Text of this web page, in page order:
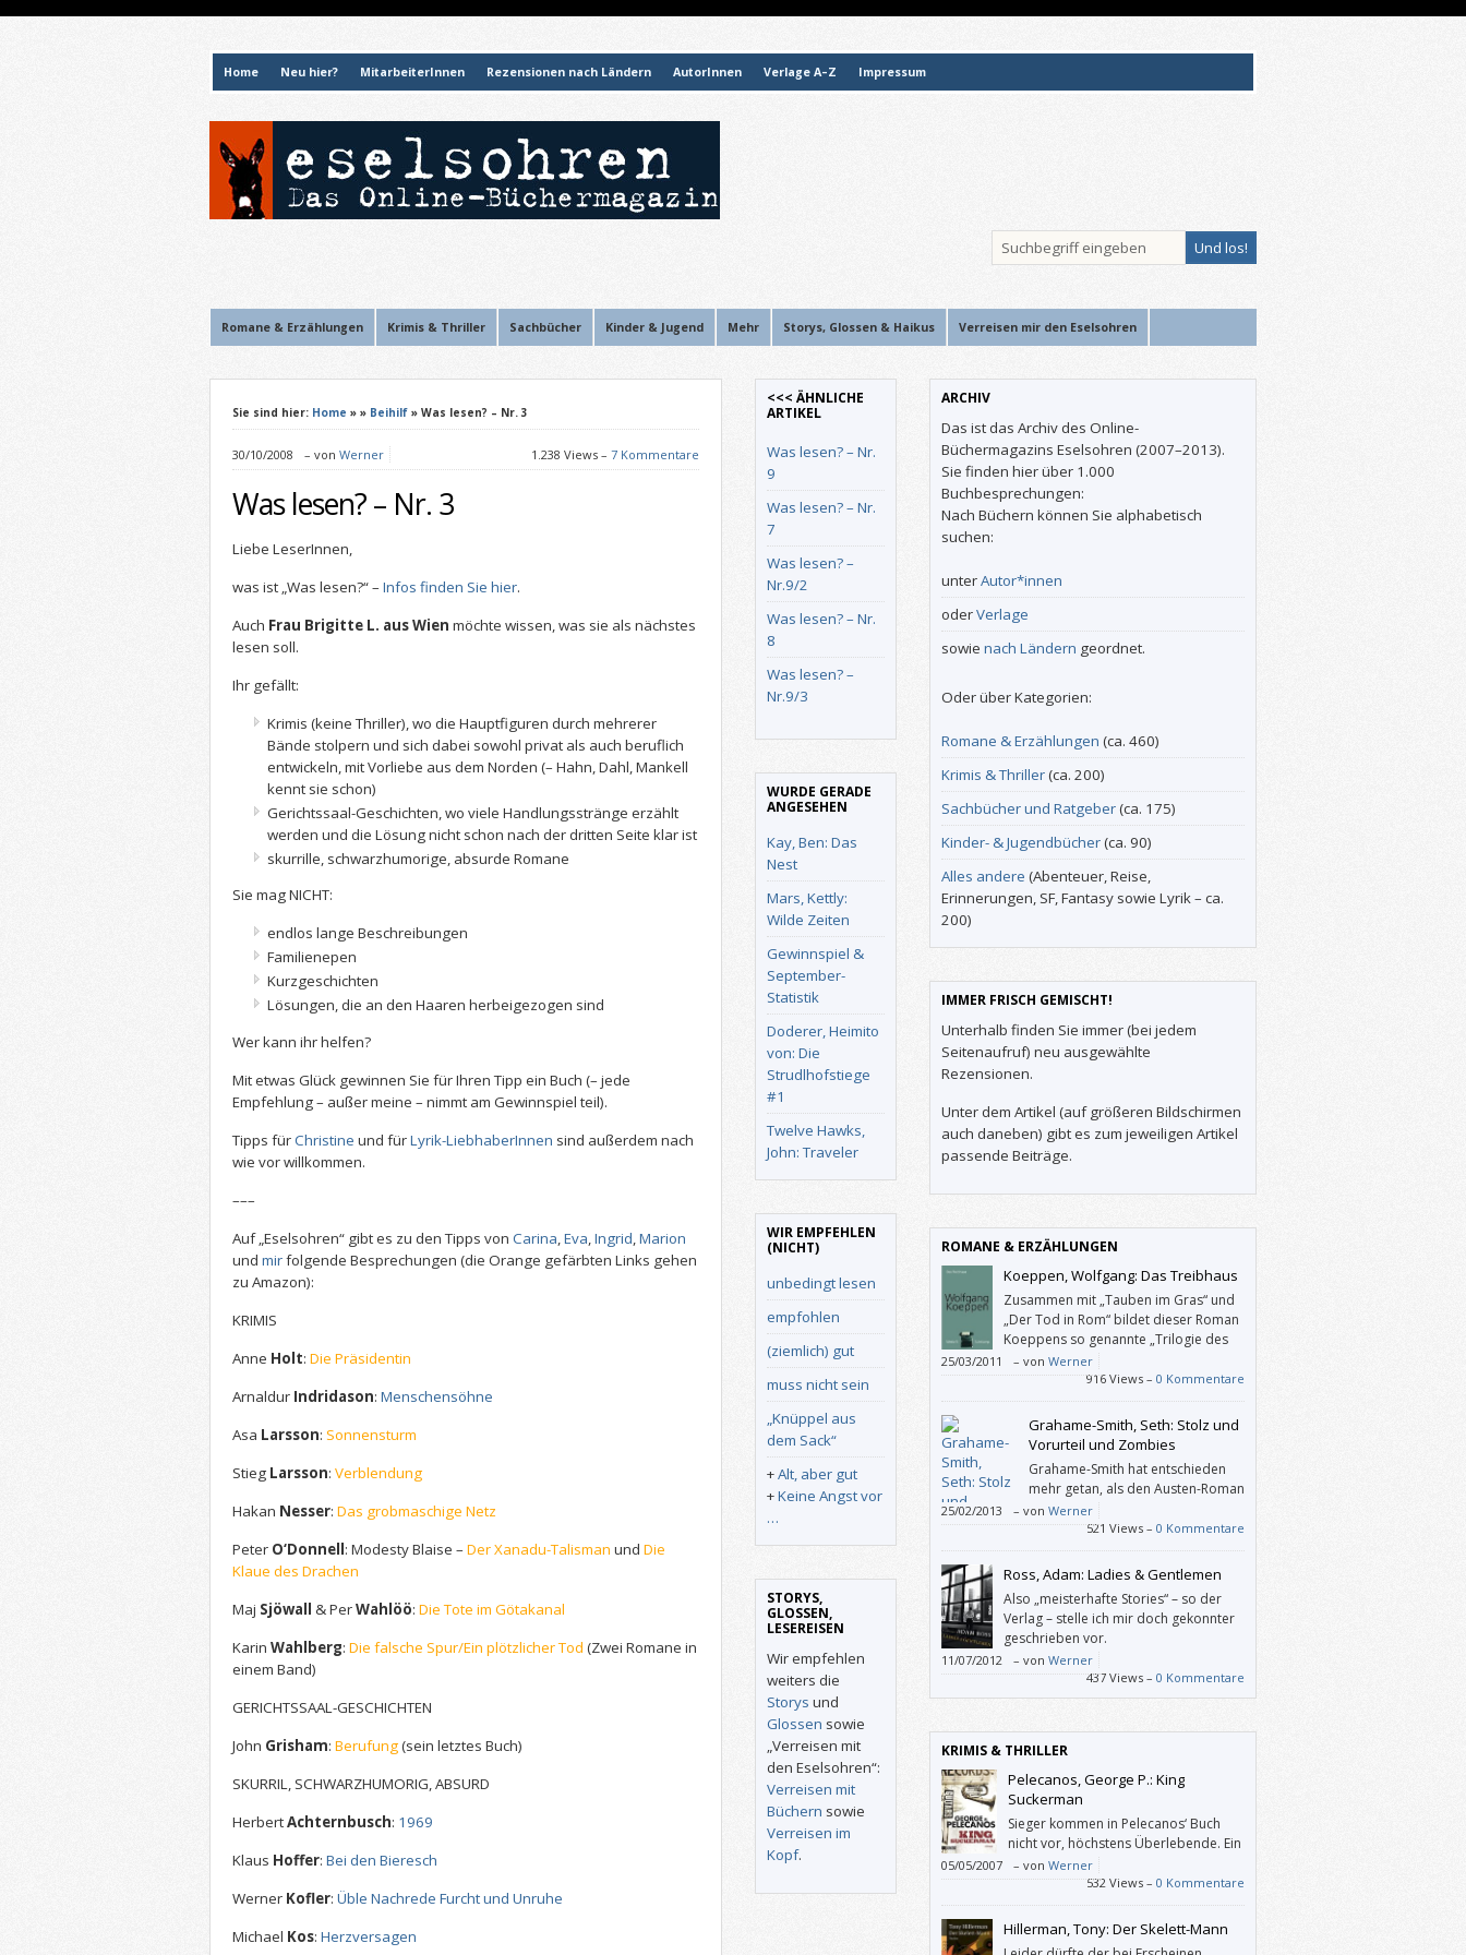
Home Neu hier? MitarbeiterInnen Rezensionen nach Ländern AutorInnen Verlage A–Z Impressum
Romane & Erzählungen Krimis & Thriller Sachbücher Kinder & Jugend Mehr Storys, Glossen & Haikus Verreisen mir den Eselsohren
Sie sind hier: Home » » Beihilf » Was lesen? – Nr. 3
30/10/2008 – von Werner 1.238 Views – 7 Kommentare
Was lesen? – Nr. 3
Liebe LeserInnen,
was ist „Was lesen?“ – Infos finden Sie hier.
Auch Frau Brigitte L. aus Wien möchte wissen, was sie als nächstes
lesen soll.
Ihr gefällt:
Krimis (keine Thriller), wo die Hauptfiguren durch mehrerer
Bände stolpern und sich dabei sowohl privat als auch beruflich
entwickeln, mit Vorliebe aus dem Norden (– Hahn, Dahl, Mankell
kennt sie schon)
Gerichtssaal-Geschichten, wo viele Handlungsstränge erzählt
werden und die Lösung nicht schon nach der dritten Seite klar ist
skurrille, schwarzhumorige, absurde Romane
Sie mag NICHT:
endlos lange Beschreibungen
Familienepen
Kurzgeschichten
Lösungen, die an den Haaren herbeigezogen sind
Wer kann ihr helfen?
Mit etwas Glück gewinnen Sie für Ihren Tipp ein Buch (– jede
Empfehlung – außer meine – nimmt am Gewinnspiel teil).
Tipps fürChristine und fürLyrik-LiebhaberInnen sind außerdem nach
wie vor willkommen.
–––
Auf „Eselsohren“ gibt es zu den Tipps von Carina,Eva,Ingrid,Marion
und mirfolgende Besprechungen (die Orange gefärbten Links gehen
zu Amazon):
KRIMIS
Anne Holt: Die Präsidentin
Arnaldur Indridason: Menschensöhne
Asa Larsson: Sonnensturm
Stieg Larsson: Verblendung
Hakan Nesser: Das grobmaschige Netz
Peter O‘Donnell: Modesty Blaise – Der Xanadu-Talisman und Die
Klaue des Drachen
Maj Sjöwall & PerWahlöö: Die Tote im Götakanal
Karin Wahlberg: Die falsche Spur/Ein plötzlicher Tod (Zwei Romane in
einem Band)
GERICHTSSAAL-GESCHICHTEN
John Grisham: Berufung(sein letztes Buch)
SKURRIL, SCHWARZHUMORIG, ABSURD
HerbertAchternbusch: 1969
Klaus Hoffer: Bei den Bieresch
Werner Kofler: Üble Nachrede Furcht und Unruhe
Michael Kos: Herzversagen
<<< ÄHNLICHE
ARTIKEL
Was lesen? – Nr.
9
Was lesen? – Nr.
7
Was lesen? –
Nr.9/2
Was lesen? – Nr.
8
Was lesen? –
Nr.9/3
WURDE GERADE
ANGESEHEN
Kay, Ben: Das
Nest
Mars, Kettly:
Wilde Zeiten
Gewinnspiel &
September-
Statistik
Doderer, Heimito
von: Die
Strudlhofstiege
#1
Twelve Hawks,
John: Traveler
WIR EMPFEHLEN
(NICHT)
unbedingt lesen
empfohlen
(ziemlich) gut
muss nicht sein
„Knüppel aus
dem Sack“
+Alt, aber gut
+Keine Angst vor
…
STORYS,
GLOSSEN,
LESEREISEN
Wir empfehlen
weiters die
Storys und
Glossen sowie
„Verreisen mit
den Eselsohren“:
Verreisen mit
Büchern sowie
Verreisen im
Kopf.
ARCHIV
Das ist das Archiv des Online-
Büchermagazins Eselsohren (2007–2013).
Sie finden hier über 1.000
Buchbesprechungen:
Nach Büchern können Sie alphabetisch
suchen:
unterAutor*innen
oderVerlage
sowie nach Ländern geordnet.
Oder über Kategorien:
Romane & Erzählungen (ca. 460)
Krimis & Thriller(ca. 200)
Sachbücher und Ratgeber(ca. 175)
Kinder- & Jugendbücher(ca. 90)
Alles andere (Abenteuer, Reise,
Erinnerungen, SF, Fantasy sowie Lyrik – ca.
200)
IMMER FRISCH GEMISCHT!
Unterhalb finden Sie immer (bei jedem
Seitenaufruf) neu ausgewählte
Rezensionen.
Unter dem Artikel (auf größeren Bildschirmen
auch daneben) gibt es zum jeweiligen Artikel
passende Beiträge.
ROMANE & ERZÄHLUNGEN
Koeppen, Wolfgang: Das Treibhaus
Zusammen mit „Tauben im Gras“ und
„Der Tod in Rom“ bildet dieser Roman
Koeppens so genannte „Trilogie des
Scheiterns“, welche sich auch für einen
Rückblick oder eine (erste) Auseinandersetzung
mit der Nachkriegs-Vergangenheit eignet.
25/03/2011 – von Werner
916 Views – 0 Kommentare
Grahame-Smith, Seth: Stolz und
Vorurteil und Zombies
Grahame-Smith hat entschieden
mehr getan, als den Austen-Roman
mit ein paar Zombies
anzureichern, er hat „Stolz und Vorurteil“
vielmehr – wenn man das in diesem
Zusammenhang so sagen kann – feinfühlig und
mit großem Respekt neu erzählt.
25/02/2013 – von Werner
521 Views – 0 Kommentare
Ross, Adam: Ladies & Gentlemen
Also „meisterhafte Stories“ – so der
Verlag – stelle ich mir doch gekonnter
geschrieben vor.
11/07/2012 – von Werner
437 Views – 0 Kommentare
KRIMIS & THRILLER
Pelecanos, George P.: King
Suckerman
Sieger kommen in Pelecanos‘ Buch
nicht vor, höchstens Überlebende. Ein
paar versuchen, „anständig“ zu
werden, die anderen werden weiter ihre
krummen Geschäfte betreiben. Und es braucht
gar keine Polizei. Das „echte Leben“ hat all diese
Nachahmungstäter schon längst verurteilt.
05/05/2007 – von Werner
532 Views – 0 Kommentare
Hillerman, Tony: Der Skelett-Mann